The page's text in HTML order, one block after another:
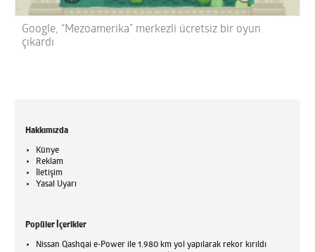
Google, “Mezoamerika” merkezli ücretsiz bir oyun
çıkardı
Hakkımızda
Künye
Reklam
İletişim
Yasal Uyarı
Popüler İçerikler
Nissan Qashqai e-Power ile 1.980 km yol yapılarak rekor kırıldı